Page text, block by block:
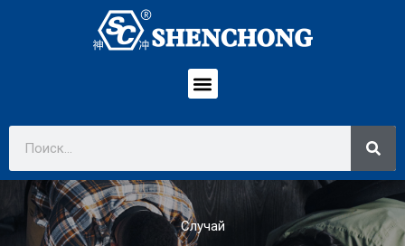
Случай